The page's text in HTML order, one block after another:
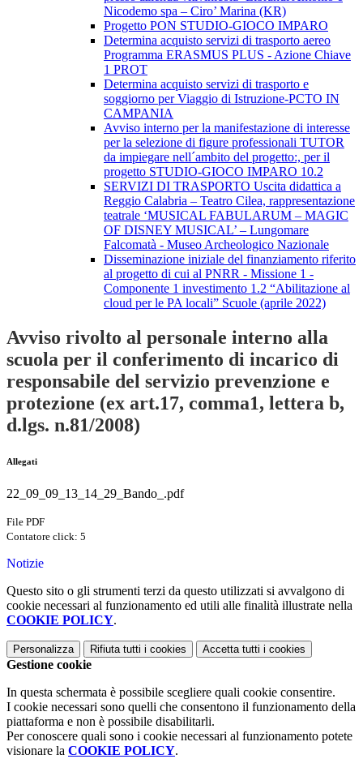
Nicodemo spa – Ciro’ Marina (KR)
Progetto PON STUDIO-GIOCO IMPARO
Determina acquisto servizi di trasporto aereo
Programma ERASMUS PLUS - Azione Chiave
1 PROT
Determina acquisto servizi di trasporto e
soggiorno per Viaggio di Istruzione-PCTO IN
CAMPANIA
Avviso interno per la manifestazione di interesse
per la selezione di figure professionali TUTOR
da impiegare nell´ambito del progetto:, per il
progetto STUDIO-GIOCO IMPARO 10.2
SERVIZI DI TRASPORTO Uscita didattica a
Reggio Calabria – Teatro Cilea, rappresentazione
teatrale ‘MUSICAL FABULARUM – MAGIC
OF DISNEY MUSICAL’ – Lungomare
Falcomatà - Museo Archeologico Nazionale
Disseminazione iniziale del finanziamento riferito
al progetto di cui al PNRR - Missione 1 -
Componente 1 investimento 1.2 “Abilitazione al
cloud per le PA locali” Scuole (aprile 2022)
Avviso rivolto al personale interno alla
scuola per il conferimento di incarico di
responsabile del servizio prevenzione e
protezione (ex art.17, comma1, lettera b,
d.lgs. n.81/2008)
Allegati
22_09_09_13_14_29_Bando_.pdf
File PDF
Contatore click: 5
Notizie
Questo sito o gli strumenti terzi da questo utilizzati si avvalgono di
cookie necessari al funzionamento ed utili alle finalità illustrate nella
COOKIE POLICY.
Personalizza Rifiuta tutti i cookies Accetta tutti i cookies
Gestione cookie
In questa schermata è possibile scegliere quali cookie consentire.
I cookie necessari sono quelli che consentono il funzionamento della
piattaforma e non è possibile disabilitarli.
Per conoscere quali sono i cookie necessari al funzionamento potete
visionare la COOKIE POLICY.